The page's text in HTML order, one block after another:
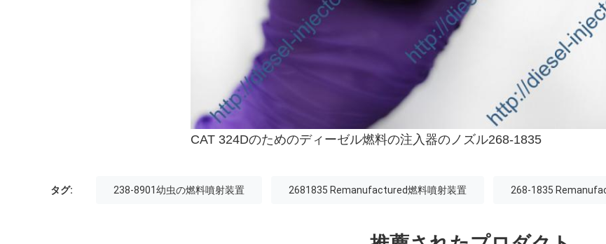
CAT 324Dのためのディーゼル燃料の注入器のノズル268-1835
タグ: 238-8901幼虫の燃料噴射装置 2681835 Remanufactured燃料噴射装置 268-1835